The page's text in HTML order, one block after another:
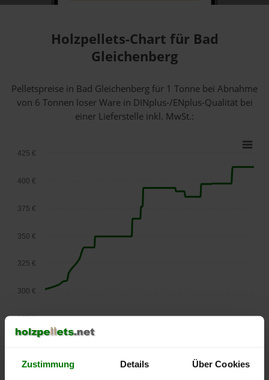
Zustimmung Details Über Cookies
Holzpellets-Chart für Bad
Gleichenberg
Pelletspreise in Bad Gleichenberg für 1 Tonne bei Abnahme
von 6 Tonnen loser Warein DINplus-/ENplus-Qualität bei
einer Lieferstelle inkl. MwSt.:
September
2025
275 €
300 €
325 €
350 €
375 €
400 €
425 €